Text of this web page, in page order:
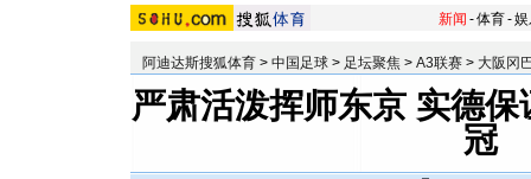
新闻 -体育-
阿迪达斯搜狐体育 > 中国足球 > 足坛聚焦 > A3联赛 > 大阪冈
严肃活泼挥师东京 实德
冠